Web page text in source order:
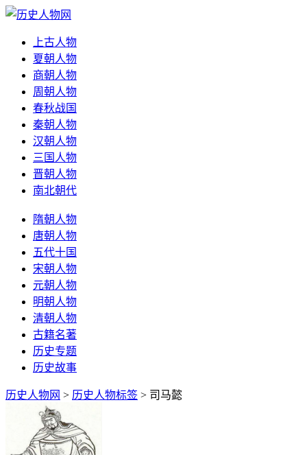
上古人物
夏朝人物
商朝人物
周朝人物
春秋战国
秦朝人物
汉朝人物
三国人物
晋朝人物
南北朝代
隋朝人物
唐朝人物
五代十国
宋朝人物
元朝人物
明朝人物
清朝人物
古籍名著
历史专题
历史故事
历史人物网 > 历史人物标签 > 司马懿